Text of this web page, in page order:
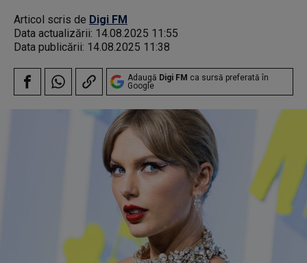
Articol scris de Digi FM
Data actualizării: 14.08.2025 11:55
Data publicării: 14.08.2025 11:38
Adaugă Digi FM ca sursă preferată în
Google